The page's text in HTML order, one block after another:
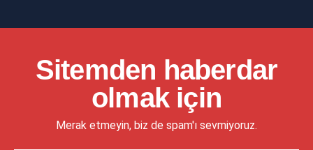
Sitemden haberdar
olmak için
Merak etmeyin, biz de spam'ı sevmiyoruz.